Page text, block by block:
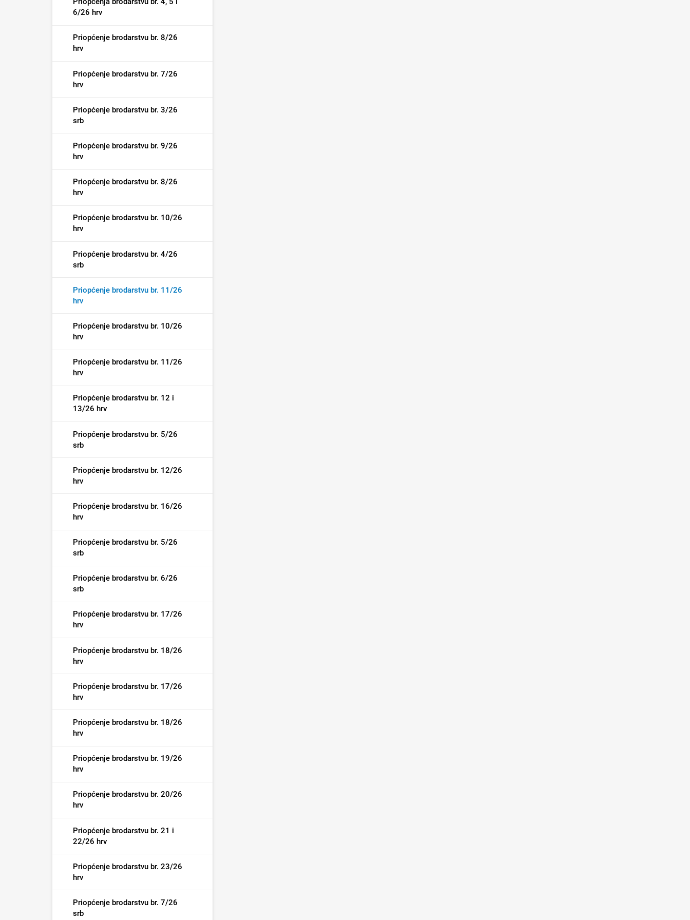
6/26 hrv
Priopćenje brodarstvu br. 8/26
hrv
Priopćenje brodarstvu br. 7/26
hrv
Priopćenje brodarstvu br. 3/26
srb
Priopćenje brodarstvu br. 9/26
hrv
Priopćenje brodarstvu br. 8/26
hrv
Priopćenje brodarstvu br. 10/26
hrv
Priopćenje brodarstvu br. 4/26
srb
Priopćenje brodarstvu br. 11/26
hrv
Priopćenje brodarstvu br. 10/26
hrv
Priopćenje brodarstvu br. 11/26
hrv
Priopćenje brodarstvu br. 12 i
13/26 hrv
Priopćenje brodarstvu br. 5/26
srb
Priopćenje brodarstvu br. 12/26
hrv
Priopćenje brodarstvu br. 16/26
hrv
Priopćenje brodarstvu br. 5/26
srb
Priopćenje brodarstvu br. 6/26
srb
Priopćenje brodarstvu br. 17/26
hrv
Priopćenje brodarstvu br. 18/26
hrv
Priopćenje brodarstvu br. 17/26
hrv
Priopćenje brodarstvu br. 18/26
hrv
Priopćenje brodarstvu br. 19/26
hrv
Priopćenje brodarstvu br. 20/26
hrv
Priopćenje brodarstvu br. 21 i
22/26 hrv
Priopćenje brodarstvu br. 23/26
hrv
Priopćenje brodarstvu br. 7/26
srb